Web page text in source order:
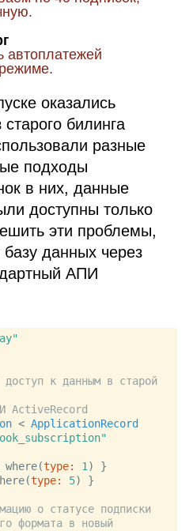
автоплатежей
оказались
билинга
разные
подходы
в них, данные
доступны только
эти проблемы,
данных через
АПИ
к данным в старой
ActiveRecord
< ApplicationRecord
type: 1 ) }
type: 5) }
о статусе подписки
формата в новый